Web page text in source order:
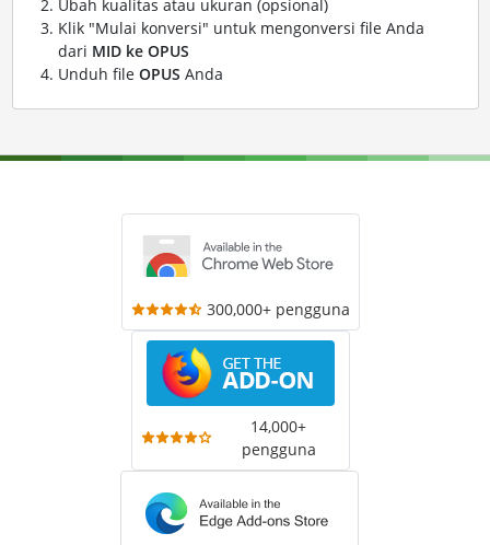
Ubah kualitas atau ukuran (opsional)
Klik "Mulai konversi" untuk mengonversi file Anda
dari MID ke OPUS
Unduh file OPUS Anda
300,000+ pengguna
14,000+
pengguna